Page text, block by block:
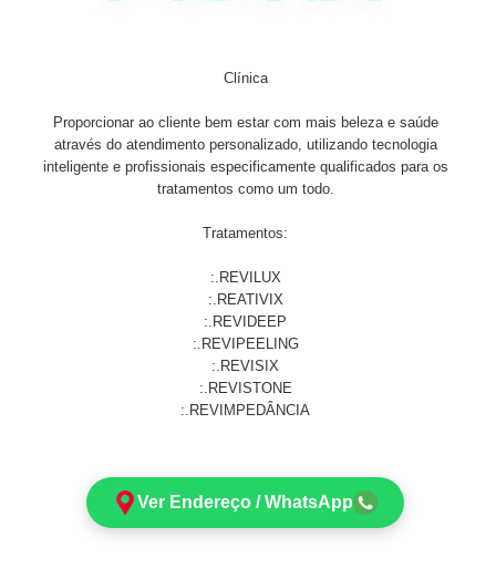
Clínica
Proporcionar ao cliente bem estar com mais beleza e saúde
através do atendimento personalizado, utilizando tecnologia
inteligente e profissionais especificamente qualificados para os
tratamentos como um todo.
Tratamentos:
:.REVILUX
:.REATIVIX
:.REVIDEEP
:.REVIPEELING
:.REVISIX
:.REVISTONE
:.REVIMPEDÂNCIA
Ver Endereço / WhatsApp